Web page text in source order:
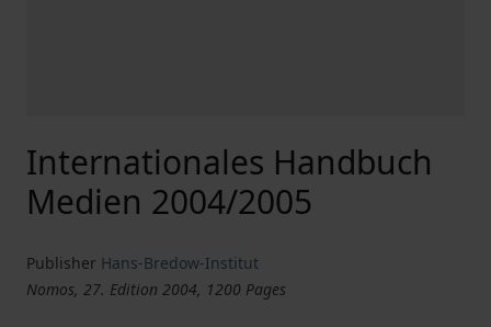
Internationales Handbuch
Medien 2004/2005
Publisher Hans-Bredow-Institut
Nomos, 27. Edition 2004, 1200 Pages